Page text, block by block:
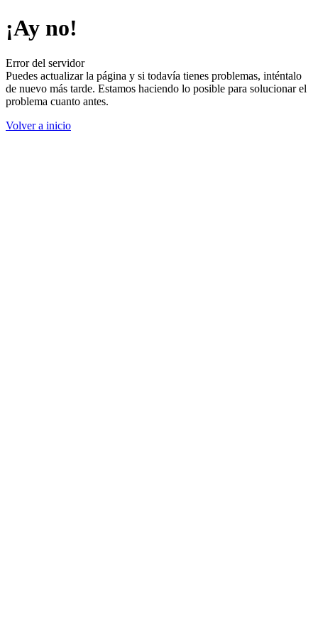
¡Ay no!
Error del servidor
Puedes actualizar la página y si todavía tienes problemas, inténtalo
de nuevo más tarde. Estamos haciendo lo posible para solucionar el
problema cuanto antes.
Volver a inicio